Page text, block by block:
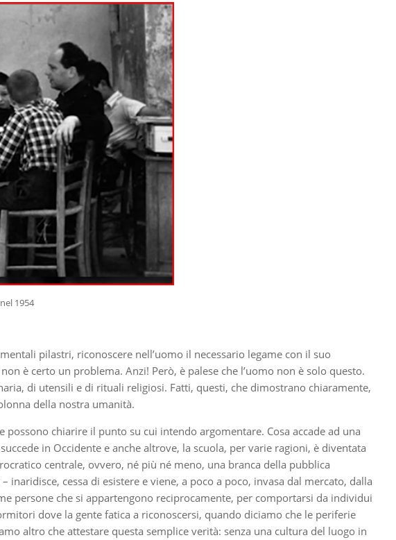
1954
pilastri, riconoscere nell’uomo il necessario legame con il suo
è certo un problema. Anzi! Però, è palese che l’uomo non è solo questo.
di utensili e di rituali religiosi. Fatti, questi, che dimostrano chiaramente,
della nostra umanità.
possono chiarire il punto su cui intendo argomentare. Cosa accade ad una
in Occidente e anche altrove, la scuola, per varie ragioni, è diventata
centrale, ovvero, né più né meno, una branca della pubblica
cessa di esistere e viene, a poco a poco, invasa dal mercato, dalla
persone che si appartengono reciprocamente, per comportarsi da individui
dove la gente fatica a riconoscersi, quando diciamo che le periferie
altro che attestare questa semplice verità: senza una cultura del luogo in